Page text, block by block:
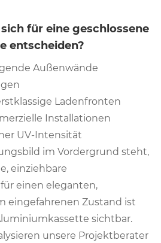
für eine geschlossene
entscheiden?
Außenwände
Ladenfronten
Installationen
UV-Intensität
im Vordergrund steht,
einziehbare
einen eleganten,
eingefahrenen Zustand ist
sichtbar.
unsere Projektberater